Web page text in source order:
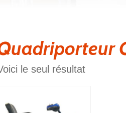
le seul résultat